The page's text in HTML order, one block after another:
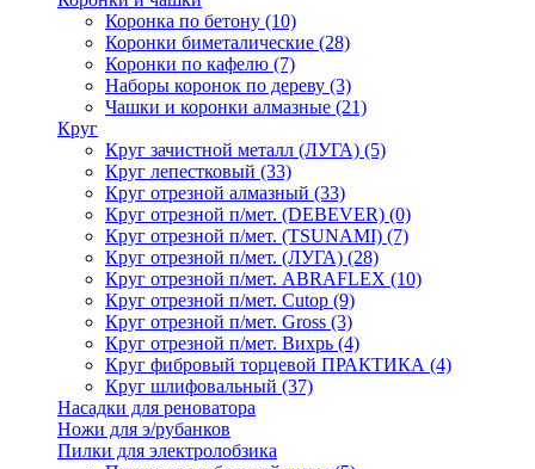
Коронка по бетону (10)
Коронки биметалические (28)
Коронки по кафелю (7)
Наборы коронок по дереву (3)
Чашки и коронки алмазные (21)
Круг
Круг зачистной металл (ЛУГА) (5)
Круг лепестковый (33)
Круг отрезной алмазный (33)
Круг отрезной п/мет. (DEBEVER) (0)
Круг отрезной п/мет. (TSUNAMI) (7)
Круг отрезной п/мет. (ЛУГА) (28)
Круг отрезной п/мет. ABRAFLEX (10)
Круг отрезной п/мет. Cutop (9)
Круг отрезной п/мет. Gross (3)
Круг отрезной п/мет. Вихрь (4)
Круг фибровый торцевой ПРАКТИКА (4)
Круг шлифовальный (37)
Насадки для реноватора
Ножи для э/рубанков
Пилки для электролобзика